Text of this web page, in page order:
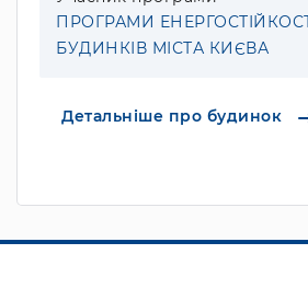
ПРОГРАМИ
БУДИНКІВ МІСТА КИЄВА
Детальніше про будинок